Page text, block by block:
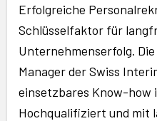
Erfolgreiche
Schlüsselfaktor für
Unternehmenserfolg.
Manager der Swiss
einsetzbares Know-how
Hochqualifiziert und mit